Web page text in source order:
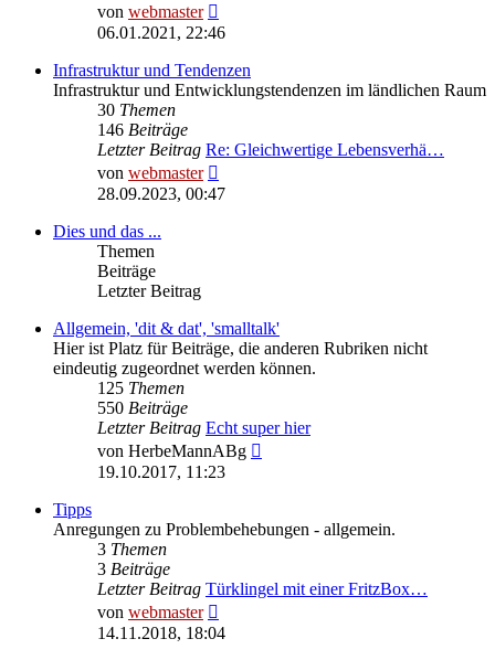
von webmaster
Beitrag
06.01.2021, 22:46
Infrastruktur und Tendenzen
Infrastruktur und Entwicklungstendenzen im ländlichen Raum
30 Themen
146 Beiträge
Letzter Beitrag Re: Gleichwertige Lebensverhä…
von webmaster
Beitrag
28.09.2023, 00:47
Dies und das ...
Themen
Beiträge
Letzter Beitrag
Allgemein, 'dit & dat', 'smalltalk'
Hier ist Platz für Beiträge, die anderen Rubriken nicht
eindeutig zugeordnet werden können.
125 Themen
550 Beiträge
Letzter Beitrag Echt super hier
von HerbeMannABg
19.10.2017, 11:23
Tipps
Anregungen zu Problembehebungen - allgemein.
3 Themen
3 Beiträge
Letzter Beitrag Türklingel mit einer FritzBox…
von webmaster
Beitrag
14.11.2018, 18:04